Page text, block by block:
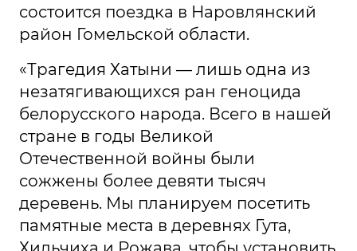
состоится поездка в Наровлянский
район Гомельской области.
«Трагедия Хатыни — лишь одна из
незатягивающихся ран геноцида
белорусского народа. Всего в нашей
стране в годы Великой
Отечественной войны были
сожжены более девяти тысяч
деревень. Мы планируем посетить
памятные места в деревнях Гута,